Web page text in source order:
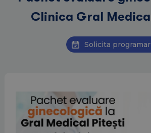
Clinica Gral
Solicita